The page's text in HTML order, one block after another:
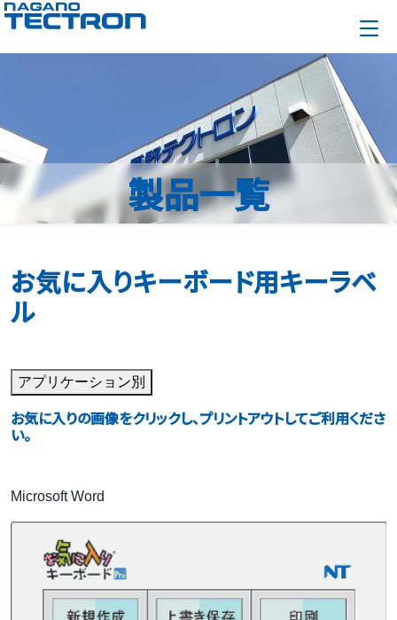
製品一覧
お気に入りキーボード用キーラベ
ル
アプリケーション別
お気に入りの画像をクリックし、プリントアウトしてご利用くださ
い。
Microsoft Word